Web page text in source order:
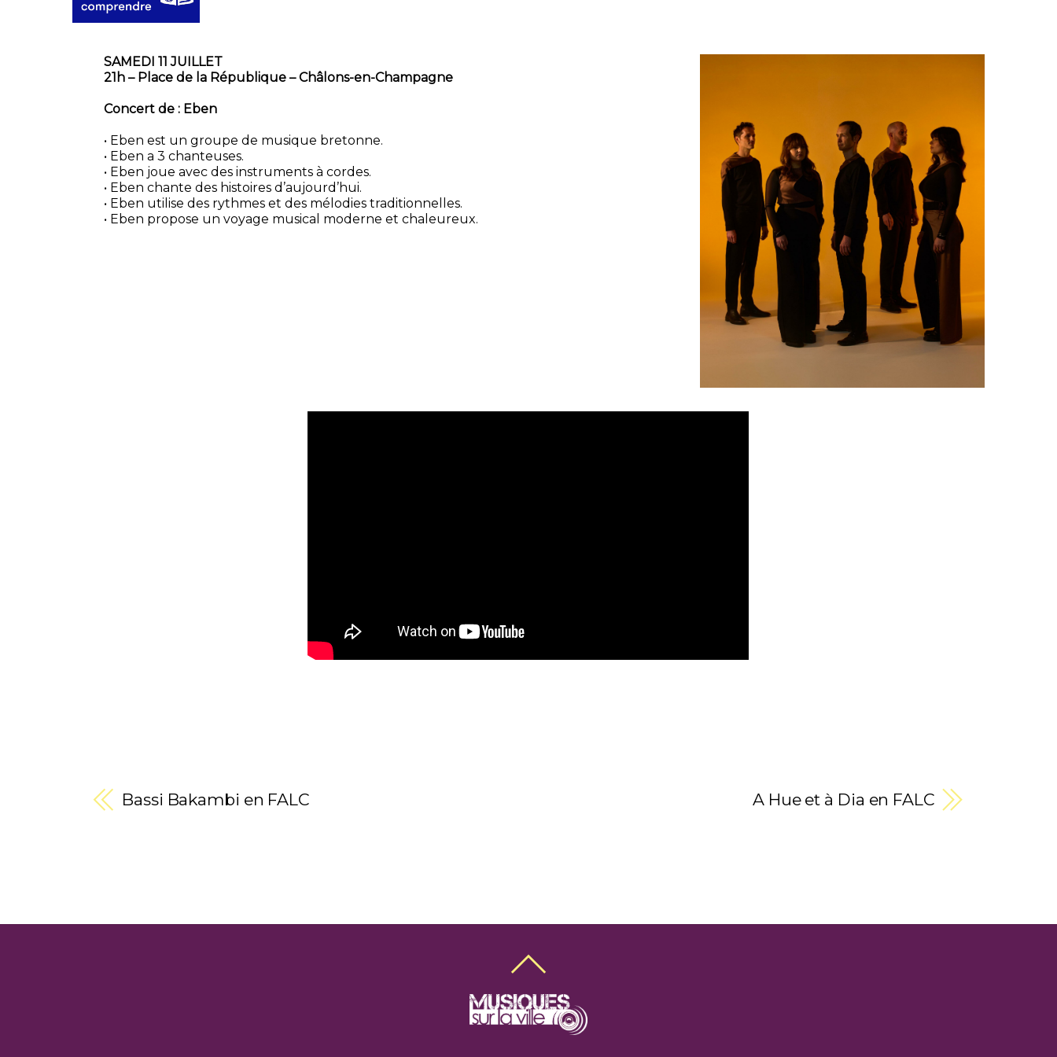
SAMEDI 11 JUILLET
21h – Place de la République – Châlons-en-Champagne
Concert de : Eben
• Eben est un groupe de musique bretonne.
• Eben a 3 chanteuses.
• Eben joue avec des instruments à cordes.
• Eben chante des histoires d’aujourd’hui.
• Eben utilise des rythmes et des mélodies traditionnelles.
• Eben propose un voyage musical moderne et chaleureux.
Bassi Bakambi en FALC A Hue et à Dia en FALC